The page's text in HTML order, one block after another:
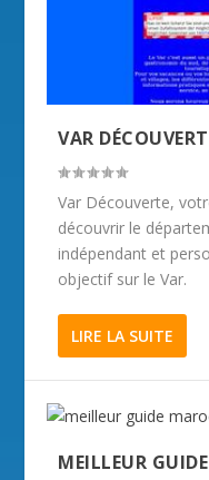
VAR
Var Découverte,
découvrir le
indépendant et
objectif sur le Var.
LIRE LA SUITE
MEILLEUR